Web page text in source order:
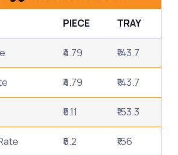
PIECE TRAY
₹4.79 ₹143.7
₹4.79 ₹143.7
₹5.11 ₹153.3
₹5.2 ₹156